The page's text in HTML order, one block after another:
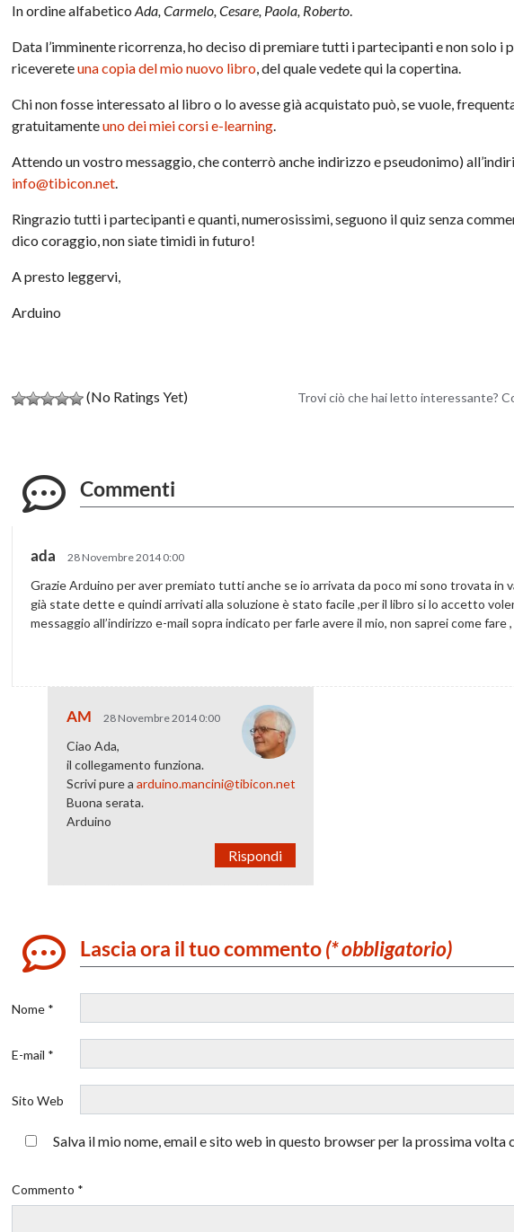
In ordine alfabeticoAda, Carmelo, Cesare, Paola, Roberto.
Data l’imminente ricorrenza, ho deciso di premiare tutti i partecipanti e non solo i
ricevereteuna copia del mio nuovo libro, del quale vedete qui la copertina.
Chi non fosse interessato al libro o lo avesse già acquistato può, se vuole,
gratuitamenteuno dei miei corsi e-learning.
Attendo un vostro messaggio, che conterrò anche indirizzo e pseudonimo)
info@tibicon.net.
Ringrazio tutti i partecipanti e quanti, numerosissimi, seguono il quiz senza
dico coraggio, non siate timidi in futuro!
A presto leggervi,
Arduino
(No Ratings Yet) Trovi ciò che hai letto interessante?
Commenti
ada 28 Novembre 2014 0:00
Grazie Arduino per aver premiato tutti anche se io arrivata da poco mi sono trovata in
già state dette e quindi arrivati alla soluzione è stato facile ,per il libro si lo accetto
messaggio all’indirizzo e-mail sopra indicato per farle avere il mio, non saprei come fare ,
AM 28 Novembre 2014 0:00
Ciao Ada,
il collegamento funziona.
Scrivi pure aarduino.mancini@tibicon.net
Buona serata.
Arduino
Rispondi
Lascia ora il tuo commento(* obbligatorio)
Nome *
E-mail *
Sito Web
Salva il mio nome, email e sito web in questo browser per la prossima volta
Commento *